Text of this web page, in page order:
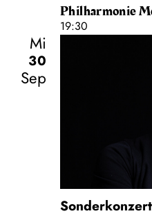
Philharmonie
19:30
Mi
30
Sep